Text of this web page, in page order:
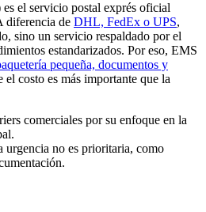
el servicio postal exprés oficial
diferencia de DHL, FedEx o UPS,
sino un servicio respaldado por el
estandarizados. Por eso, EMS
pequeña, documentos y
el costo es más importante que la
comerciales por su enfoque en la
urgencia no es prioritaria, como